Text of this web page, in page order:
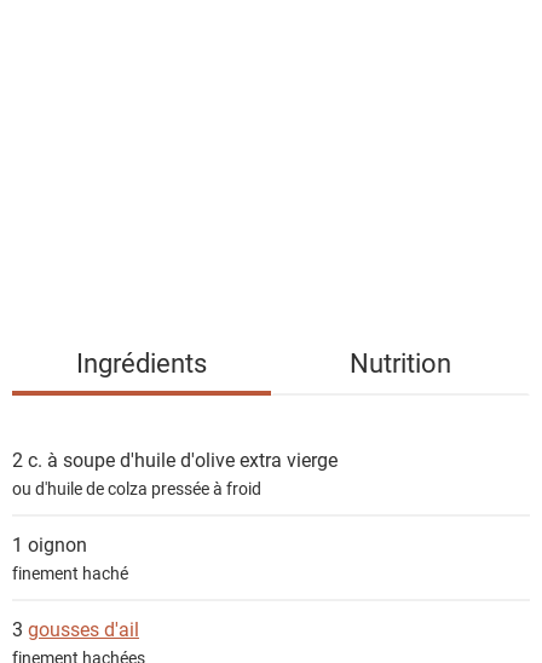
i
e
n
t
Ingrédients Nutrition
2 c. à souped'huile d'olive extra vierge
ou d'huile de colza pressée à froid
1 oignon
finement haché
3 gousses d'ail
finement hachées